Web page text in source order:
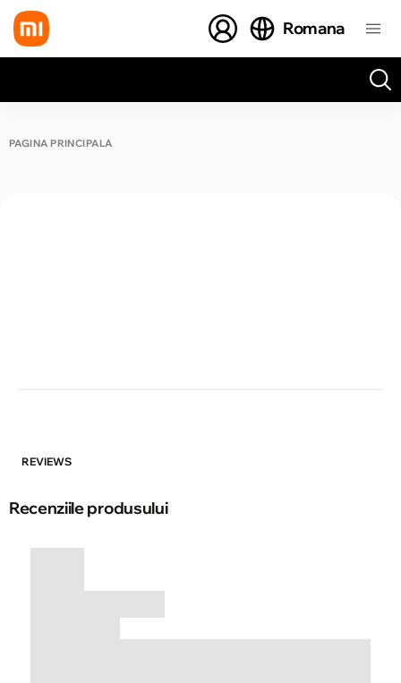
Romana
PAGINA PRINCIPALĂ
REVIEWS
Recenziile produsului